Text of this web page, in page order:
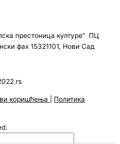
престоница културе” ПЦ
фах 15321101, Нови Сад
коришћења
Политика